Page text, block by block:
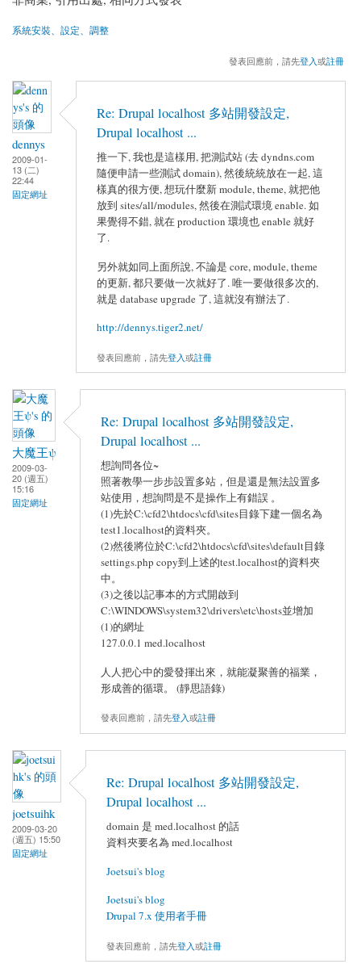
系統安裝、設定、調整
發表回應前，請先登入或註冊
dennys
2009-01-
13 (二)
22:44
固定網址
Re: Drupal localhost 多站開發設定,
Drupal localhost ...
推一下, 我也是這樣用, 把測試站 (去 dyndns.com
隨便申請一些測試 domain), 然後統統放在一起, 這
樣真的很方便, 想玩什麼新 module, theme, 就把他
放到 sites/all/modules, 然後在測試環境 enable. 如
果覺得不錯, 就在 production 環境也 enable 就好
了.
另外就如同上面所說, 不論是 core, module, theme
的更新, 都只要做一次就好了. 唯一要做很多次的,
就是 database upgrade 了, 這就沒有辦法了.
http://dennys.tiger2.net/
發表回應前，請先登入或註冊
大魔王ψ
2009-03-
20 (週五)
15:16
固定網址
Re: Drupal localhost 多站開發設定,
Drupal localhost ...
想詢問各位~
照著教學一步步設置多站，但是還是無法設置多
站使用，想詢問是不是操作上有錯誤 。
(1)先於C:\cfd2\htdocs\cfd\sites目錄下建一個名為
test1.localhost的資料夾。
(2)然後將位於C:\cfd2\htdocs\cfd\sites\default目錄
settings.php copy到上述的test.localhost的資料夾
中。
(3)之後以記事本的方式開啟到
C:\WINDOWS\system32\drivers\etc\hosts並增加
(1)的網址
127.0.0.1 med.localhost
人人把心中的愛發揮出來，就能凝聚善的福業，
形成善的循環。 (靜思語錄)
發表回應前，請先登入或註冊
joetsuihk
2009-03-20
(週五) 15:50
固定網址
Re: Drupal localhost 多站開發設定,
Drupal localhost ...
domain 是 med.localhost 的話
資料夾要名為 med.localhost
Joetsui's blog
Joetsui's blog
Drupal 7.x 使用者手冊
發表回應前，請先登入或註冊